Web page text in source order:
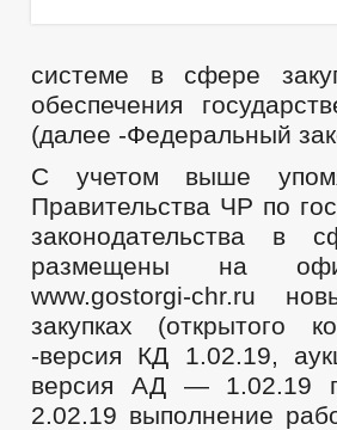
системе в сфере
обеспечения
(далее -Федеральный
С учетом выше
Правительства ЧР по
законодательства в
размещены на
www.gostorgi-chr.ru
закупках (открытого
-версия КД 1.02.19,
версия АД — 1.02.19
2.02.19 выполнение